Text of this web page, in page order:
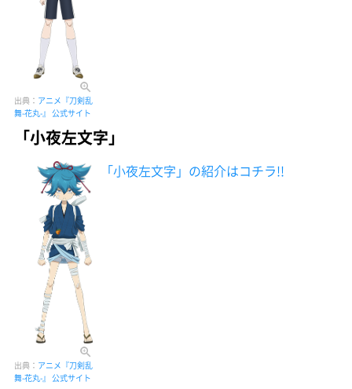
出典： アニメ『刀剣乱
舞-花丸-』 公式サイト
「小夜左文字」
出典： アニメ『刀剣乱
舞-花丸-』 公式サイト
「小夜左文字」の紹介はコチラ!!